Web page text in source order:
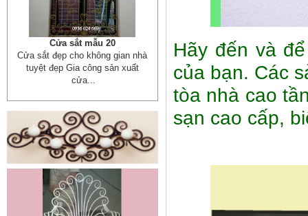
Cửa sắt mẫu 20
Cửa sắt đẹp cho không gian nhà
tuyệt đẹp Gia công sản xuất
cửa...
Mẫu bàn ghế 05
Mẫu thiết kế hiện đại, rất phù hợp
Hãy đến và
của bạn. Các
tòa nhà cao
sạn cao cấp,